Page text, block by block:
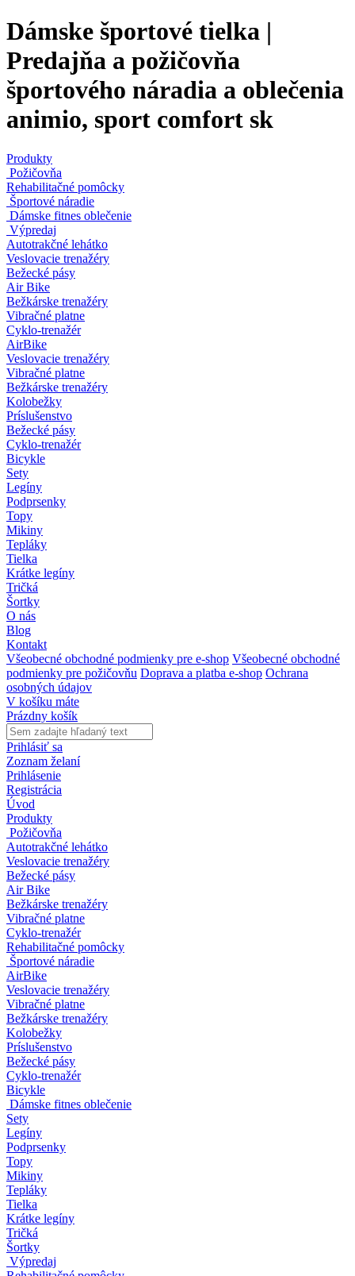
Dámske športové tielka |
Predajňa a požičovňa
športového náradia a oblečenia
animio, sport comfort sk
Produkty
Požičovňa
Rehabilitačné pomôcky
Športové náradie
Dámske fitnes oblečenie
Výpredaj
Autotrakčné lehátko
Veslovacie trenažéry
Bežecké pásy
Air Bike
Bežkárske trenažéry
Vibračné platne
Cyklo-trenažér
AirBike
Veslovacie trenažéry
Vibračné platne
Bežkárske trenažéry
Kolobežky
Príslušenstvo
Bežecké pásy
Cyklo-trenažér
Bicykle
Sety
Legíny
Podprsenky
Topy
Mikiny
Tepláky
Tielka
Krátke legíny
Tričká
Šortky
O nás
Blog
Kontakt
Všeobecné obchodné podmienky pre e-shop Všeobecné obchodné
podmienky pre požičovňu Doprava a platba e-shop Ochrana
osobných údajov
V košíku máte
Prázdny košík
Prihlásiť sa
Zoznam želaní
Prihlásenie
Registrácia
Úvod
Produkty
Požičovňa
Autotrakčné lehátko
Veslovacie trenažéry
Bežecké pásy
Air Bike
Bežkárske trenažéry
Vibračné platne
Cyklo-trenažér
Rehabilitačné pomôcky
Športové náradie
AirBike
Veslovacie trenažéry
Vibračné platne
Bežkárske trenažéry
Kolobežky
Príslušenstvo
Bežecké pásy
Cyklo-trenažér
Bicykle
Dámske fitnes oblečenie
Sety
Legíny
Podprsenky
Topy
Mikiny
Tepláky
Tielka
Krátke legíny
Tričká
Šortky
Výpredaj